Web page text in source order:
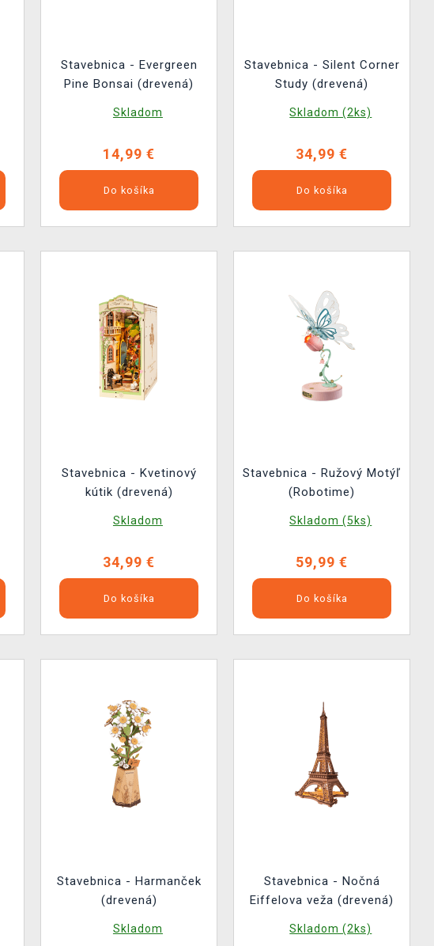
Stavebnica - Evergreen
Pine Bonsai (drevená)
Skladom
14,99 €
Do košíka
Stavebnica - Silent Corner
Study (drevená)
Skladom (2ks)
34,99 €
Do košíka
Stavebnica - Kvetinový
kútik (drevená)
Skladom
34,99 €
Do košíka
Stavebnica - Ružový Motýľ
(Robotime)
Skladom (5ks)
59,99 €
Do košíka
Stavebnica - Harmanček
(drevená)
Skladom
Stavebnica - Nočná
Eiffelova veža (drevená)
Skladom (2ks)